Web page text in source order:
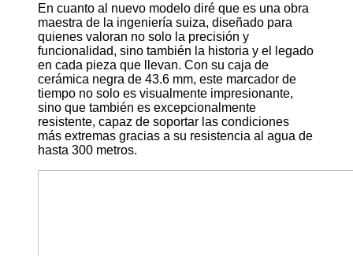
En cuanto al nuevo modelo diré que es una obra
maestra de la ingeniería suiza, diseñado para
quienes valoran no solo la precisión y
funcionalidad, sino también la historia y el legado
en cada pieza que llevan. Con su caja de
cerámica negra de 43.6 mm, este marcador de
tiempo no solo es visualmente impresionante,
sino que también es excepcionalmente
resistente, capaz de soportar las condiciones
más extremas gracias a su resistencia al agua de
hasta 300 metros.